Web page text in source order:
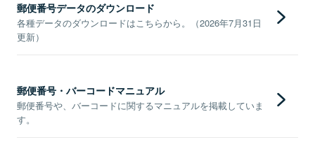
郵便番号データのダウンロード
各種データのダウンロードはこちらから。（2026年7月31日
更新）
郵便番号・バーコードマニュアル
郵便番号や、バーコードに関するマニュアルを掲載していま
す。